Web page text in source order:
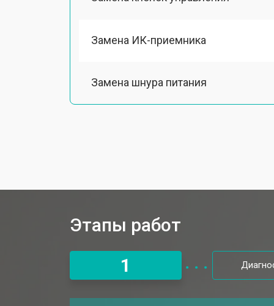
Замена ИК-приемника
Замена шнура питания
Замена USB порта
Этапы работ
1